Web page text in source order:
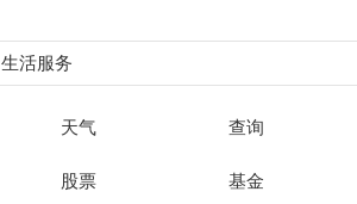
生活服务
天气 查询
股票 基金